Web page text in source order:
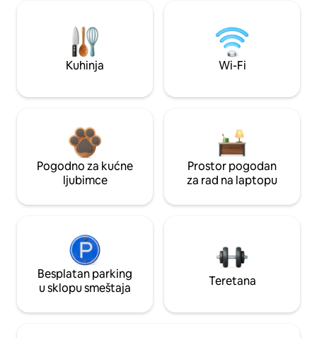
Kuhinja Wi-Fi
Pogodno za kućne
ljubimce
Prostor pogodan
za rad na laptopu
Besplatan parking
u sklopu smeštaja
Teretana